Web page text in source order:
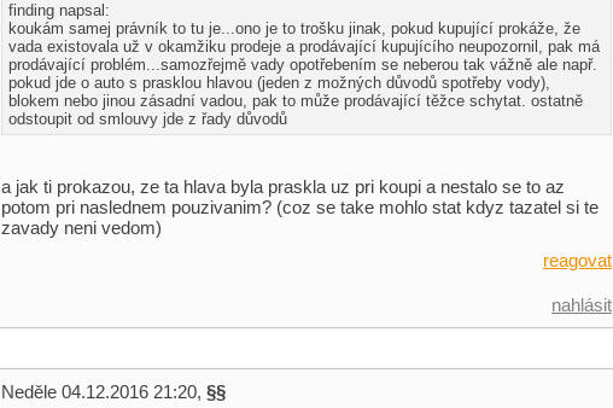
finding napsal:
koukám samej právník to tu je...ono je to trošku jinak, pokud kupující prokáže, že
vada existovala už v okamžiku prodeje a prodávající kupujícího neupozornil, pak má
prodávající problém...samozřejmě vady opotřebením se neberou tak vážně ale např.
pokud jde o auto s prasklou hlavou (jeden z možných důvodů spotřeby vody),
blokem nebo jinou zásadní vadou, pak to může prodávající těžce schytat. ostatně
odstoupit od smlouvy jde z řady důvodů
a jak ti prokazou, ze ta hlava byla praskla uz pri koupi a nestalo se to az
potom pri naslednem pouzivanim? (coz se take mohlo stat kdyz tazatel si te
zavady neni vedom)
reagovat
nahlásit
Neděle 04.12.2016 21:20, §§